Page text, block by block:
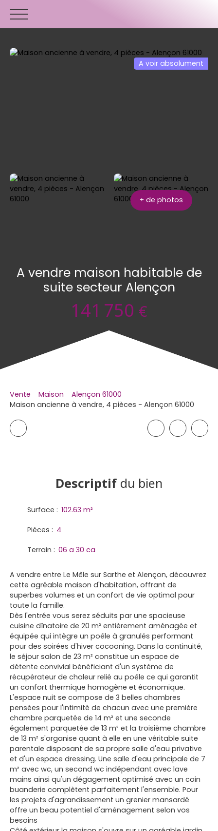
A voir absolument
+ de photos
A vendre maison habitable de
suite secteur Alençon
141 750 €
Vente Maison
Alençon 61000
Maison ancienne à vendre, 4 pièces - Alençon 61000
Descriptif du bien
Surface : 102.63 m²
Pièces : 4
Terrain : 06 a 30 ca
A vendre entre Le Mêle sur Sarthe et Alençon, découvrez
cette agréable maison d'habitation, offrant de
superbes volumes et un confort de vie optimal pour
toute la famille.
Dès l'entrée vous serez séduits par une spacieuse
cuisine dînatoire de 20 m² entièrement aménagée et
équipée qui intègre un poêle à granulés performant
pour des soirées d'hiver cocooning. Dans la continuité,
le séjour salon de 23 m² constitue un espace de
détente convivial bénéficiant d'un système de
récupérateur de chaleur relié au poêle ce qui garantit
un confort thermique homogène et économique.
L'espace nuit se compose de 3 belles chambres
pensées pour l'intimité de chacun avec une première
chambre parquetée de 14 m² et une seconde
également parquetée de 13 m² et la troisième chambre
de 13 m² s'organise quant à elle en une véritable suite
parentale disposant de sa propre salle d'eau privative
et d'un espace dressing. Une salle d'eau principale de 7
m² avec wc, un second wc indépendant avec lave
mains ainsi qu'un dégagement optimisé avec un coin
buanderie complètent parfaitement l'ensemble. Pour
les projets d'agrandissement un grenier mansardé
offre un beau potentiel d'aménagement selon vos
besoins